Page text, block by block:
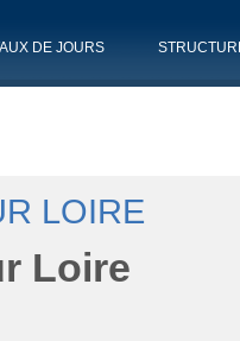
DE JOURS
LOIRE
Loire